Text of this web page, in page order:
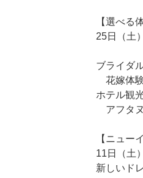
【選べ
25日（土）
ブライダ
花嫁体験
ホテル観
アフタ
【ニュー
11日（土
新しいド